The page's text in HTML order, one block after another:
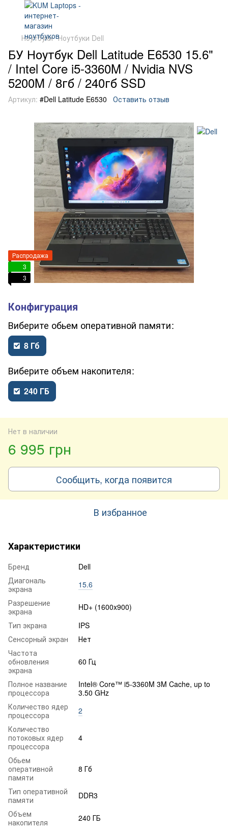
Ноутбуки Ноутбуки Dell
БУ Ноутбук Dell Latitude E6530 15.6"
/ Intel Core i5-3360M / Nvidia NVS
5200M / 8гб / 240гб SSD
Артикул: #Dell Latitude E6530 Оставить отзыв
Распродажа
3
3
обьем оперативной памяти
8 Гб
объем накопителя
240 ГБ
Нет в наличии
6 995 грн
Сообщить, когда появится
В избранное
Характеристики
Бренд
Dell
Диагональ
экрана
15.6
Разрешение
экрана
HD+ (1600x900)
Тип экрана
IPS
Сенсорный экран
Нет
Частота
обновления
экрана
60 Гц
Полное название
процессора
Intel® Core™ i5-3360M 3M Cache, up to
3.50 GHz
Количество ядер
процессора
2
Количество
потоковых ядер
процессора
4
Обьем
оперативной
памяти
8 Гб
Тип оперативной
памяти
DDR3
Объем
накопителя
240 ГБ